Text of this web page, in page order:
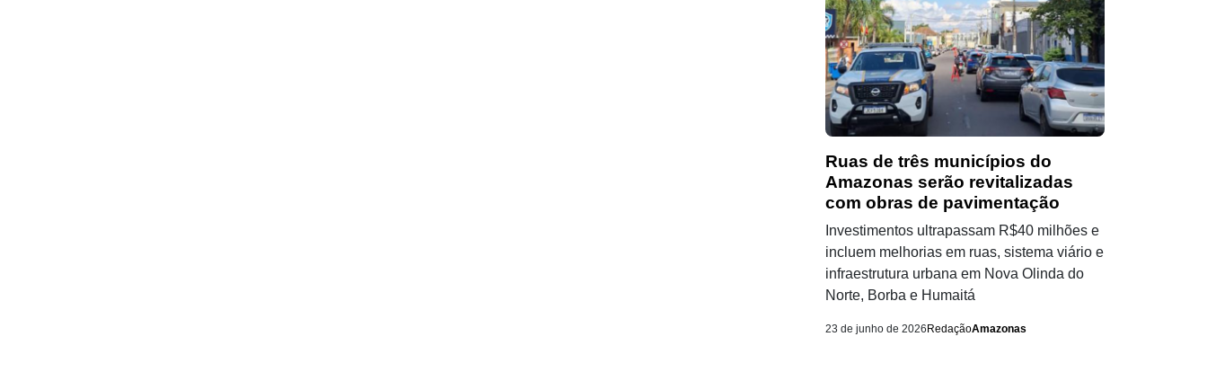
Ruas de três municípios do
Amazonas serão revitalizadas
com obras de pavimentação
Investimentos ultrapassam R$40 milhões e
incluem melhorias em ruas, sistema viário e
infraestrutura urbana em Nova Olinda do
Norte, Borba e Humaitá
23 de junho de 2026 RedaçãoAmazonas